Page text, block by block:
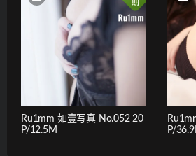
Ru1mm 如壹写真 No.052 20
P/12.5M
P/